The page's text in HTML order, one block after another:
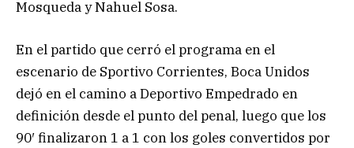
Mosqueda y Nahuel Sosa.
En el partido que cerró el programa en el
escenario de Sportivo Corrientes, Boca Unidos
dejó en el camino a Deportivo Empedrado en
definición desde el punto del penal, luego que los
90′ finalizaron 1 a 1 con los goles convertidos por